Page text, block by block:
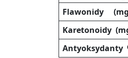
Flawonidy
Karetonoidy
Antyoksydanty